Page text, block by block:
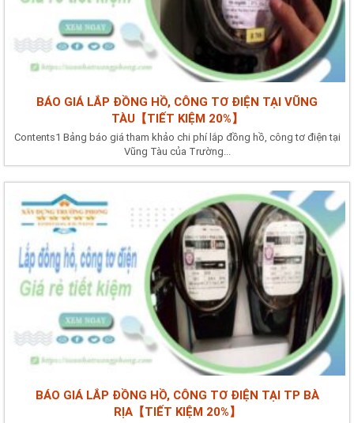
BÁO GIÁ LẮP ĐỒNG HỒ, CÔNG TƠ ĐIỆN TẠI VŨNG
TÀU【TIẾT KIỆM 20%】
Contents1 Bảng báo giá tham khảo chi phí lắp đồng hồ, công tơ điện tại
Vũng Tàu của Trường...
BÁO GIÁ LẮP ĐỒNG HỒ, CÔNG TƠ ĐIỆN TẠI TP BÀ
RỊA【TIẾT KIỆM 20%】